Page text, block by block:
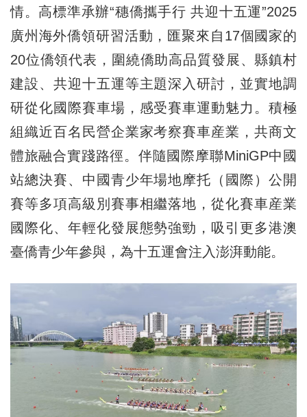
情。高標準承辦“穗僑攜手行 共迎十五運”2025
廣州海外僑領研習活動，匯聚來自17個國家的
20位僑領代表，圍繞僑助高品質發展、縣鎮村
建設、共迎十五運等主題深入研討，並實地調
研從化國際賽車場，感受賽車運動魅力。積極
組織近百名民營企業家考察賽車産業，共商文
體旅融合實踐路徑。伴隨國際摩聯MiniGP中國
站總決賽、中國青少年場地摩托（國際）公開
賽等多項高級別賽事相繼落地，從化賽車産業
國際化、年輕化發展態勢強勁，吸引更多港澳
臺僑青少年參與，為十五運會注入澎湃動能。